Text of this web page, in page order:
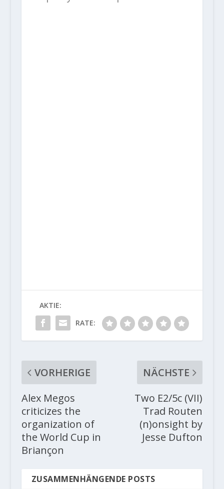
AKTIE:
RATE:
VORHERIGE
Alex Megos
criticizes the
organization of
the World Cup in
Briançon
NÄCHSTE
Two E2/5c (VII)
Trad Routen
(n)onsight by
Jesse Dufton
ZUSAMMENHÄNGENDE POSTS